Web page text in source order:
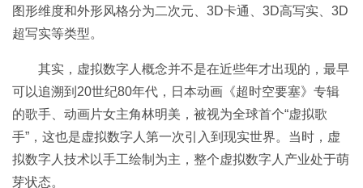
图形维度和外形风格分为二次元、3D卡通、3D高写实、3D
超写实等类型。
其实，虚拟数字人概念并不是在近些年才出现的，最早
可以追溯到20世纪80年代，日本动画《超时空要塞》专辑
的歌手、动画片女主角林明美，被视为全球首个“虚拟歌
手”，这也是虚拟数字人第一次引入到现实世界。当时，虚
拟数字人技术以手工绘制为主，整个虚拟数字人产业处于萌
芽状态。